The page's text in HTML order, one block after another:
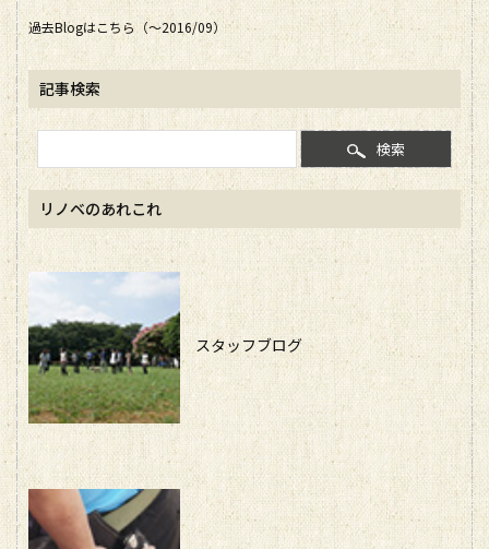
過去Blogはこちら（～2016/09）
記事検索
検索
リノベのあれこれ
スタッフブログ